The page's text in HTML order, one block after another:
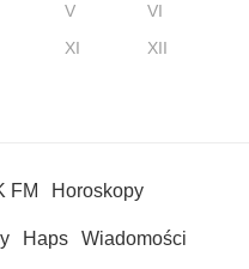
V
VI
XI XII
FM Horoskopy
Haps Wiadomości